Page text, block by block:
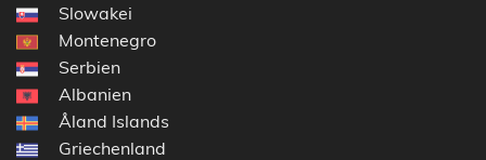
Slowakei
Montenegro
Serbien
Albanien
Åland Islands
Griechenland